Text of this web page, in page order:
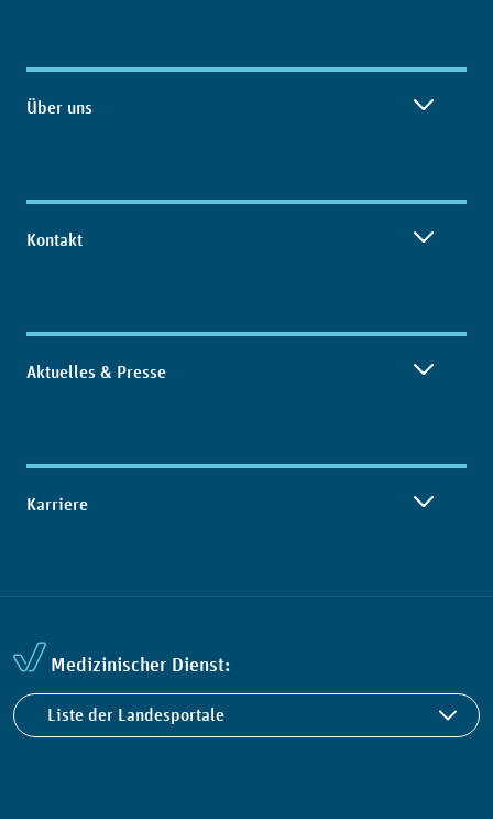
Über uns
Kontakt
Aktuelles & Presse
Karriere
Medizinischer Dienst:
Liste der Landesportale